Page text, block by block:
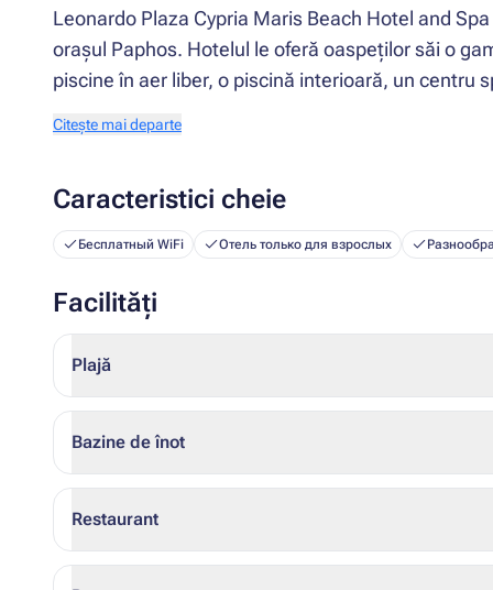
Leonardo Plaza Cypria Maris Beach Hotel and
orașul Paphos. Hotelul le oferă oaspeților săi o
piscine în aer liber, o piscină interioară, un centru
Citește mai departe
Caracteristici cheie
Бесплатный WiFi Отель только для взрослых
Facilități
Plajă
Bazine de înot
Restaurant